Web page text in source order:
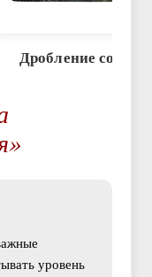
Дробление
уровень